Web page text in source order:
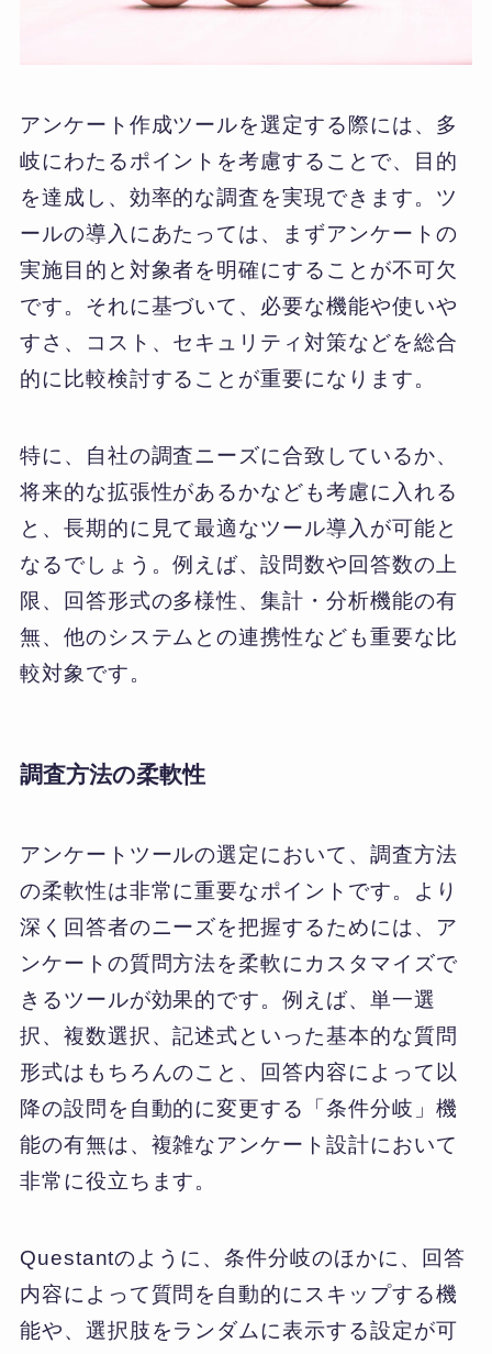
アンケート作成ツールを選定する際には、多
岐にわたるポイントを考慮することで、目的
を達成し、効率的な調査を実現できます。ツ
ールの導入にあたっては、まずアンケートの
実施目的と対象者を明確にすることが不可欠
です。それに基づいて、必要な機能や使いや
すさ、コスト、セキュリティ対策などを総合
的に比較検討することが重要になります。
特に、自社の調査ニーズに合致しているか、
将来的な拡張性があるかなども考慮に入れる
と、長期的に見て最適なツール導入が可能と
なるでしょう。例えば、設問数や回答数の上
限、回答形式の多様性、集計・分析機能の有
無、他のシステムとの連携性なども重要な比
較対象です。
調査方法の柔軟性
アンケートツールの選定において、調査方法
の柔軟性は非常に重要なポイントです。より
深く回答者のニーズを把握するためには、ア
ンケートの質問方法を柔軟にカスタマイズで
きるツールが効果的です。例えば、単一選
択、複数選択、記述式といった基本的な質問
形式はもちろんのこと、回答内容によって以
降の設問を自動的に変更する「条件分岐」機
能の有無は、複雑なアンケート設計において
非常に役立ちます。
Questantのように、条件分岐のほかに、回答
内容によって質問を自動的にスキップする機
能や、選択肢をランダムに表示する設定が可